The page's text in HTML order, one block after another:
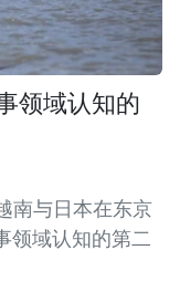
领域认知的
南与日本在东京
领域认知的第二